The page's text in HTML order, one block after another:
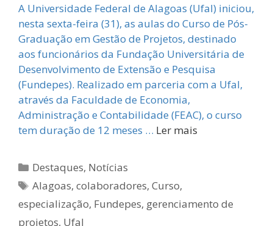
A Universidade Federal de Alagoas (Ufal) iniciou,
nesta sexta-feira (31), as aulas do Curso de Pós-
Graduação em Gestão de Projetos, destinado
aos funcionários da Fundação Universitária de
Desenvolvimento de Extensão e Pesquisa
(Fundepes). Realizado em parceria com a Ufal,
através da Faculdade de Economia,
Administração e Contabilidade (FEAC), o curso
tem duração de 12 meses … Ler mais
Categorias
Destaques, Notícias
Tags
Alagoas,colaboradores,Curso,
especialização, Fundepes, gerenciamento de
projetos, Ufal